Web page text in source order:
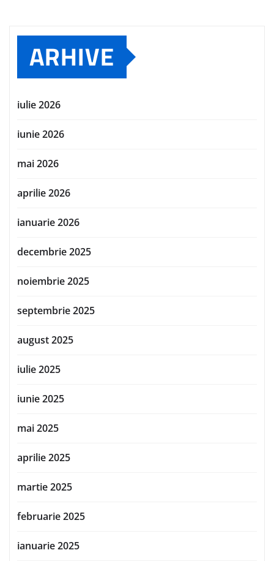
ARHIVE
iulie 2026
iunie 2026
mai 2026
aprilie 2026
ianuarie 2026
decembrie 2025
noiembrie 2025
septembrie 2025
august 2025
iulie 2025
iunie 2025
mai 2025
aprilie 2025
martie 2025
februarie 2025
ianuarie 2025